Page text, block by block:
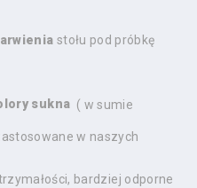
stołu pod próbkę
sukna ( w sumie
w naszych
bardziej odporne